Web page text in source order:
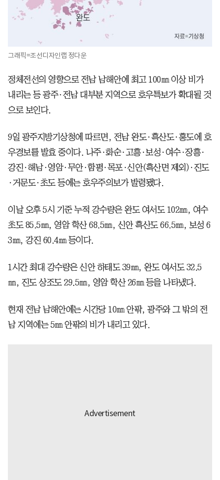
그래픽=조선디자인랩 정다운
정체전선의 영향으로 전남 남해안에 최고 100㎜ 이상 비가
내리는 등 광주·전남 대부분 지역으로 호우특보가 확대될 것
으로 보인다.
9일 광주지방기상청에 따르면, 전남 완도·흑산도·홍도에 호
우경보를 발효 중이다. 나주·화순·고흥·보성·여수·장흥·
강진·해남·영암·무안·함평·목포·신안(흑산면 제외)·진도
·거문도·초도 등에는 호우주의보가 발령됐다.
이날 오후 5시 기준 누적 강수량은 완도 여서도 102㎜, 여수
초도 85.5㎜, 영암 학산 68.5㎜, 신안 흑산도 66.5㎜, 보성 6
3㎜, 강진 60.4㎜ 등이다.
1시간 최대 강수량은 신안 하태도 39㎜, 완도 여서도 32.5
㎜, 진도 상조도 29.5㎜, 영암 학산 26㎜ 등을 나타냈다.
현재 전남 남해안에는 시간당 10㎜ 안팎, 광주와 그 밖의 전
남 지역에는 5㎜ 안팎의 비가 내리고 있다.